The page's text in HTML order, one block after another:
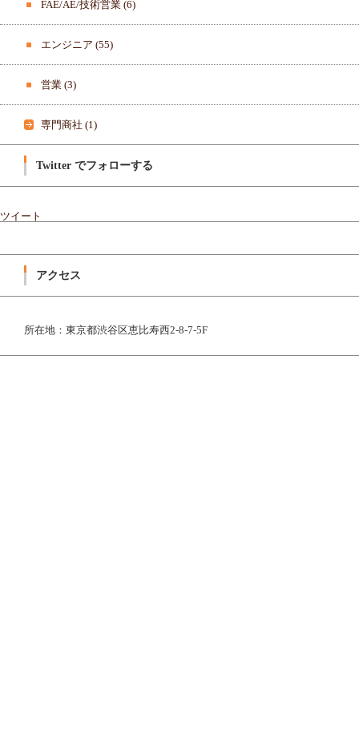
FAE/AE/技術営業 (6)
エンジニア (55)
営業 (3)
専門商社 (1)
Twitter でフォローする
ツイート
アクセス
所在地：東京都渋谷区恵比寿西2-8-7-5F